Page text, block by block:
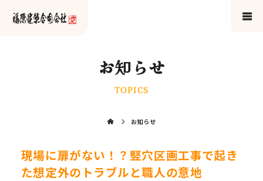
お知らせ
TOPICS
お知らせ
現場に扉がない！？竪穴区画工事で起き
た想定外のトラブルと職人の意地